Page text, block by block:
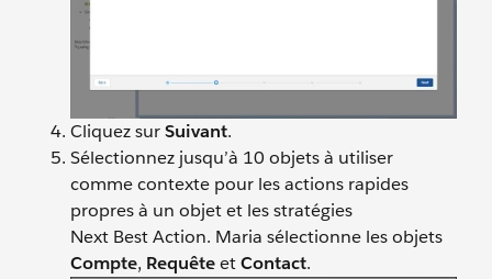
Cliquez surSuivant.
Sélectionnez jusqu’à 10 objets à utiliser
comme contexte pour les actions rapides
propres à un objet et les stratégies
Next Best Action. Maria sélectionne les objets
Compte, RequêteetContact.